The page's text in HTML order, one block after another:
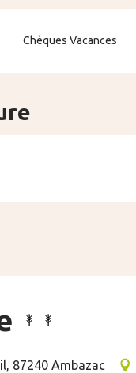
Chèques Vacances
87240 Ambazac